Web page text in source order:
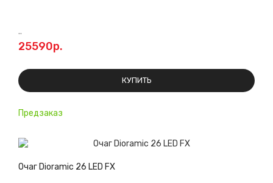
Предзаказ
..
25590р.
КУПИТЬ
Очаг Dioramic 26 LED FX